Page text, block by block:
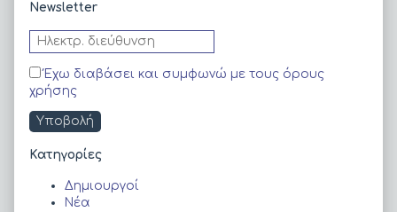
Newsletter
Έχω διαβάσει και συμφωνώ με τους όρους
χρήσης
Kατηγορίες
Δημιουργοί
Νέα